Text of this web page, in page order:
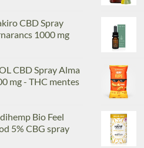
CBD Spray
1000 mg
CBD Spray Alma
mg - THC mentes
Bio Feel
5% CBG spray